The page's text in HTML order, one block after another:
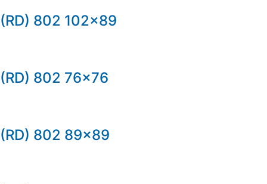
(RD) 802 102×89
(RD) 802 76×76
(RD) 802 89×89